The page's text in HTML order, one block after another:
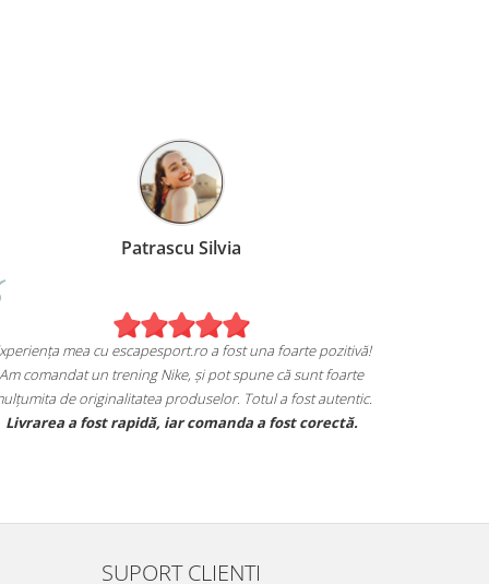
Patrascu Silvia
Experiența mea cu escapesport.ro a fost una foarte pozitivă!
Am comandat un trening Nike, și pot spune că sunt foarte
mulțumita de originalitatea produselor. Totul a fost autentic.
Livrarea a fost rapidă, iar comanda a fost corectă.
SUPORT CLIENTI